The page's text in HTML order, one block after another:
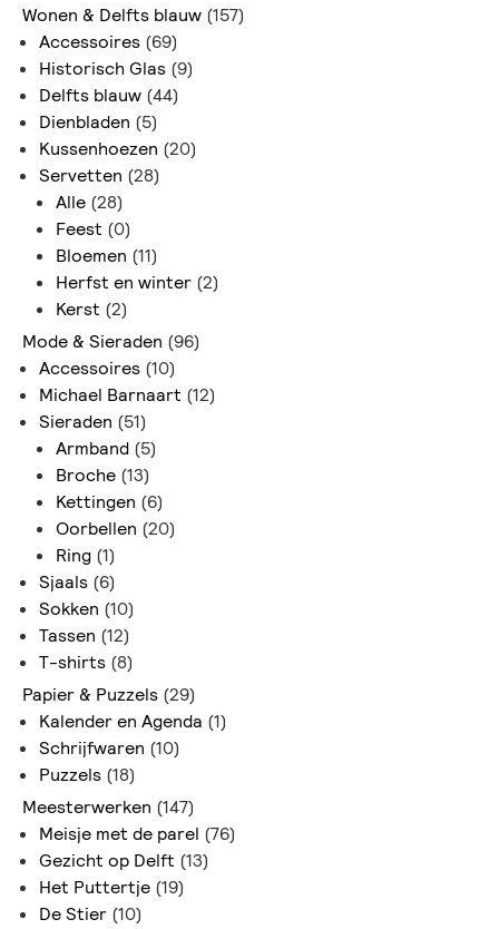
Wonen & Delfts blauw (157)
Accessoires (69)
Historisch Glas (9)
Delfts blauw (44)
Dienbladen (5)
Kussenhoezen (20)
Servetten (28)
Alle (28)
Feest (0)
Bloemen (11)
Herfst en winter (2)
Kerst (2)
Mode & Sieraden (96)
Accessoires (10)
Michael Barnaart (12)
Sieraden (51)
Armband (5)
Broche (13)
Kettingen (6)
Oorbellen (20)
Ring (1)
Sjaals (6)
Sokken (10)
Tassen (12)
T-shirts (8)
Papier & Puzzels (29)
Kalender en Agenda (1)
Schrijfwaren (10)
Puzzels (18)
Meesterwerken (147)
Meisje met de parel (76)
Gezicht op Delft (13)
Het Puttertje (19)
De Stier (10)